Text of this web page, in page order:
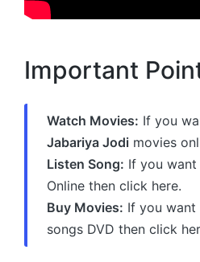
Important
Watch Movies: If you
Jabariya Jodi movies
Listen Song: If you
Online then click here.
Buy Movies: If you want
songs DVD then click